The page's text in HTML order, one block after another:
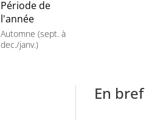
Période de
l'année
Automne (sept. à
dec./janv.)
En bref